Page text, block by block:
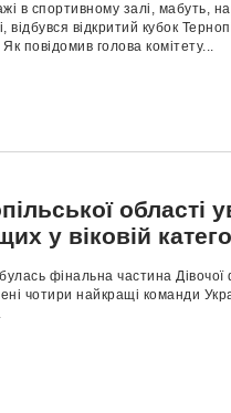
в спортивному залі, мабуть,
відбувся відкритий кубок
повідомив голова комітету...
області
у віковій
фінальна частина Дівочої
чотири найкращі команди